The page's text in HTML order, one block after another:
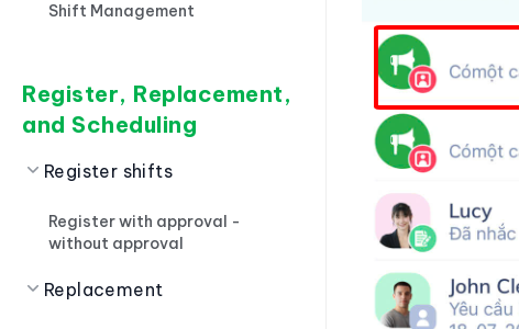
Shift Management
Register, Replacement,
and Scheduling
Register shifts
Register with approval -
without approval
Replacement